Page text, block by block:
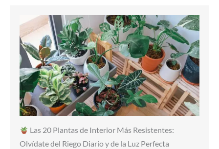
Las 20 Plantas de Interior Más Resistentes:
Olvídate del Riego Diario y de la Luz Perfecta